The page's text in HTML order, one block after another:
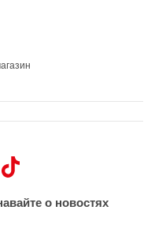
о новостях